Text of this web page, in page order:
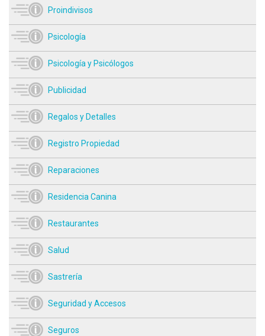
Proindivisos
Psicología
Psicología y Psicólogos
Publicidad
Regalos y Detalles
Registro Propiedad
Reparaciones
Residencia Canina
Restaurantes
Salud
Sastrería
Seguridad y Accesos
Seguros